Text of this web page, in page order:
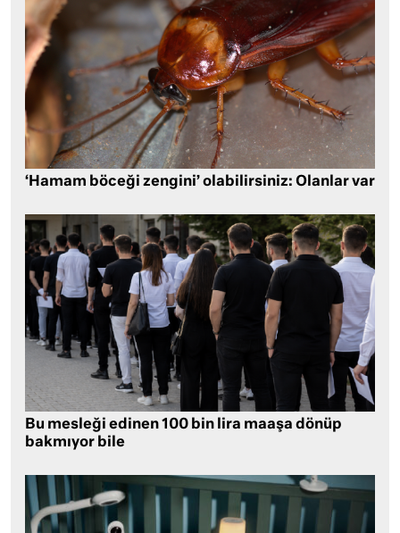
‘Hamam böceği zengini’ olabilirsiniz: Olanlar var
Bu mesleği edinen 100 bin lira maaşa dönüp
bakmıyor bile